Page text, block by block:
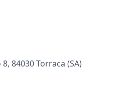
84030 Torraca (SA)